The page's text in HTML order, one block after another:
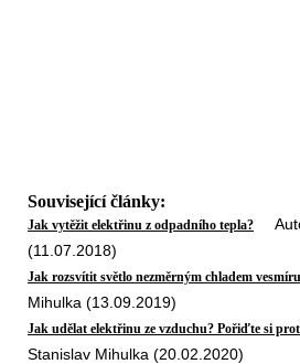
Související články:
Jak vytěžit elektřinu z odpadního tepla?
(11.07.2018)
Jak rozsvítit světlo nezměrným chladem
Mihulka (13.09.2019)
Jak udělat elektřinu ze vzduchu? Pořiďte si
Stanislav Mihulka (20.02.2020)